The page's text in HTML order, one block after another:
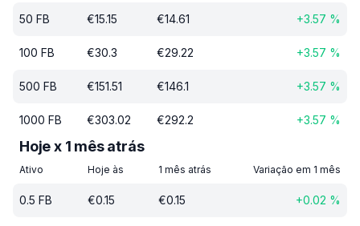
50 FB €15.15 €14.61 +3.57 %
100 FB €30.3 €29.22 +3.57 %
500 FB €151.51 €146.1 +3.57 %
1000 FB €303.02 €292.2 +3.57 %
Hoje x 1 mês atrás
Ativo Hoje às 1 mês atrás Variação em 1 mês
0.5 FB €0.15 €0.15 +0.02 %